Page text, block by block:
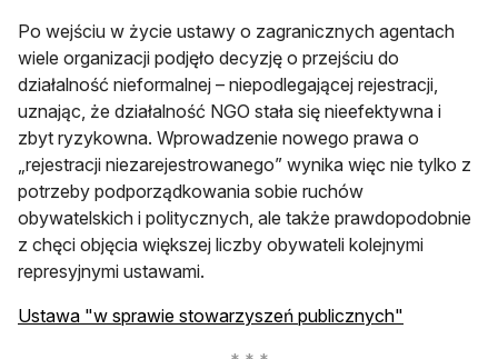
Po wejściu w życie ustawy o zagranicznych agentach
wiele organizacji podjęło decyzję o przejściu do
działalność nieformalnej – niepodlegającej rejestracji,
uznając, że działalność NGO stała się nieefektywna i
zbyt ryzykowna. Wprowadzenie nowego prawa o
„rejestracji niezarejestrowanego” wynika więc nie tylko z
potrzeby podporządkowania sobie ruchów
obywatelskich i politycznych, ale także prawdopodobnie
z chęci objęcia większej liczby obywateli kolejnymi
represyjnymi ustawami.
Ustawa "w sprawie stowarzyszeń publicznych"